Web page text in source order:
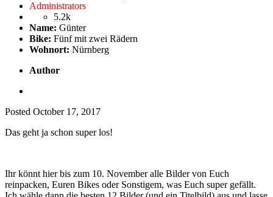
Administrators
5.2k
Name: Günter
Bike: Fünf mit zwei Rädern
Wohnort: Nürnberg
Author
Posted October 17, 2017
Das geht ja schon super los!
Ihr könnt hier bis zum 10. November alle Bilder von Euch
reinpacken, Euren Bikes oder Sonstigem, was Euch super gefällt.